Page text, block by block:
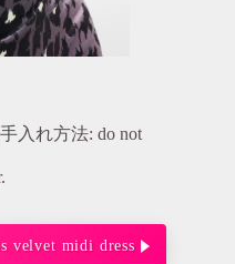
手入れ方法: do not
velvet midi dress